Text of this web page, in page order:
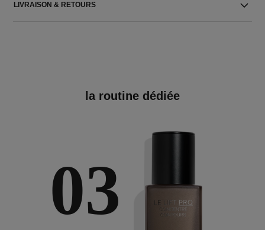
LIVRAISON & RETOURS
la routine dédiée
03